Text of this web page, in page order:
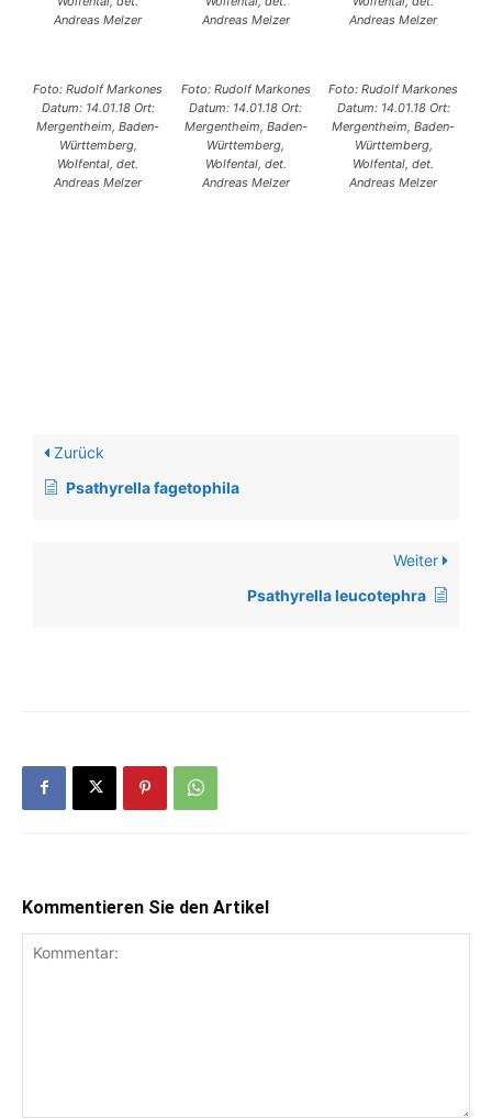
Andreas Melzer
Andreas Melzer
Andreas Melzer
Foto: Rudolf Markones
Datum: 14.01.18 Ort:
Mergentheim, Baden-
Württemberg,
Wolfental, det.
Andreas Melzer
Foto: Rudolf Markones
Datum: 14.01.18 Ort:
Mergentheim, Baden-
Württemberg,
Wolfental, det.
Andreas Melzer
Foto: Rudolf Markones
Datum: 14.01.18 Ort:
Mergentheim, Baden-
Württemberg,
Wolfental, det.
Andreas Melzer
Zurück
Psathyrella fagetophila
Weiter
Psathyrella leucotephra
Kommentieren Sie den Artikel